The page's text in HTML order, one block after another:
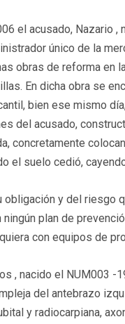
el acusado, Nazario ,
único de la
obras de reforma
En dicha obra se
bien ese mismo
del acusado,
concretamente
el suelo cedió,
y del riesgo
plan de
con equipos de
, nacido el NUM003 -
del antebrazo
y radiocarpiana,